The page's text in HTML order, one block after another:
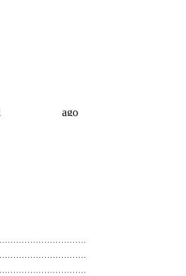
ago